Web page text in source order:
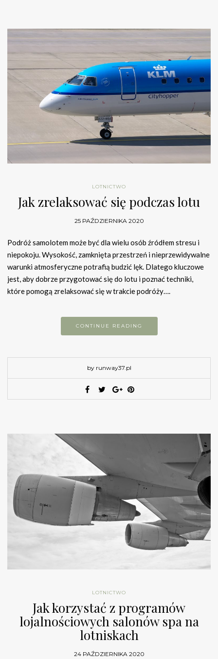
LOTNICTWO
Jak zrelaksować się podczas lotu
25 PAŹDZIERNIKA 2020
Podróż samolotem może być dla wielu osób źródłem stresu i
niepokoju. Wysokość, zamknięta przestrzeń i nieprzewidywalne
warunki atmosferyczne potrafią budzić lęk. Dlatego kluczowe
jest, aby dobrze przygotować się do lotu i poznać techniki,
które pomogą zrelaksować się w trakcie podróży….
CONTINUE READING
by runway37.pl
LOTNICTWO
Jak korzystać z programów
lojalnościowych salonów spa na
lotniskach
24 PAŹDZIERNIKA 2020